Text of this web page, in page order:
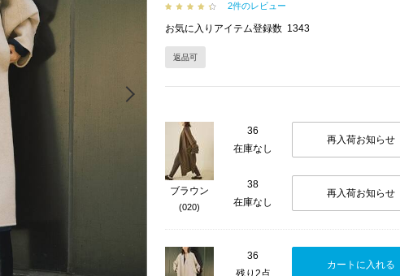
Next
2件のレビュー
お気に入りアイテム登録数 1343
返品可
ブラウン
(020)
36
在庫なし
再入荷お知らせ
38
在庫なし
再入荷お知らせ
36
残り2点
カートに入れる